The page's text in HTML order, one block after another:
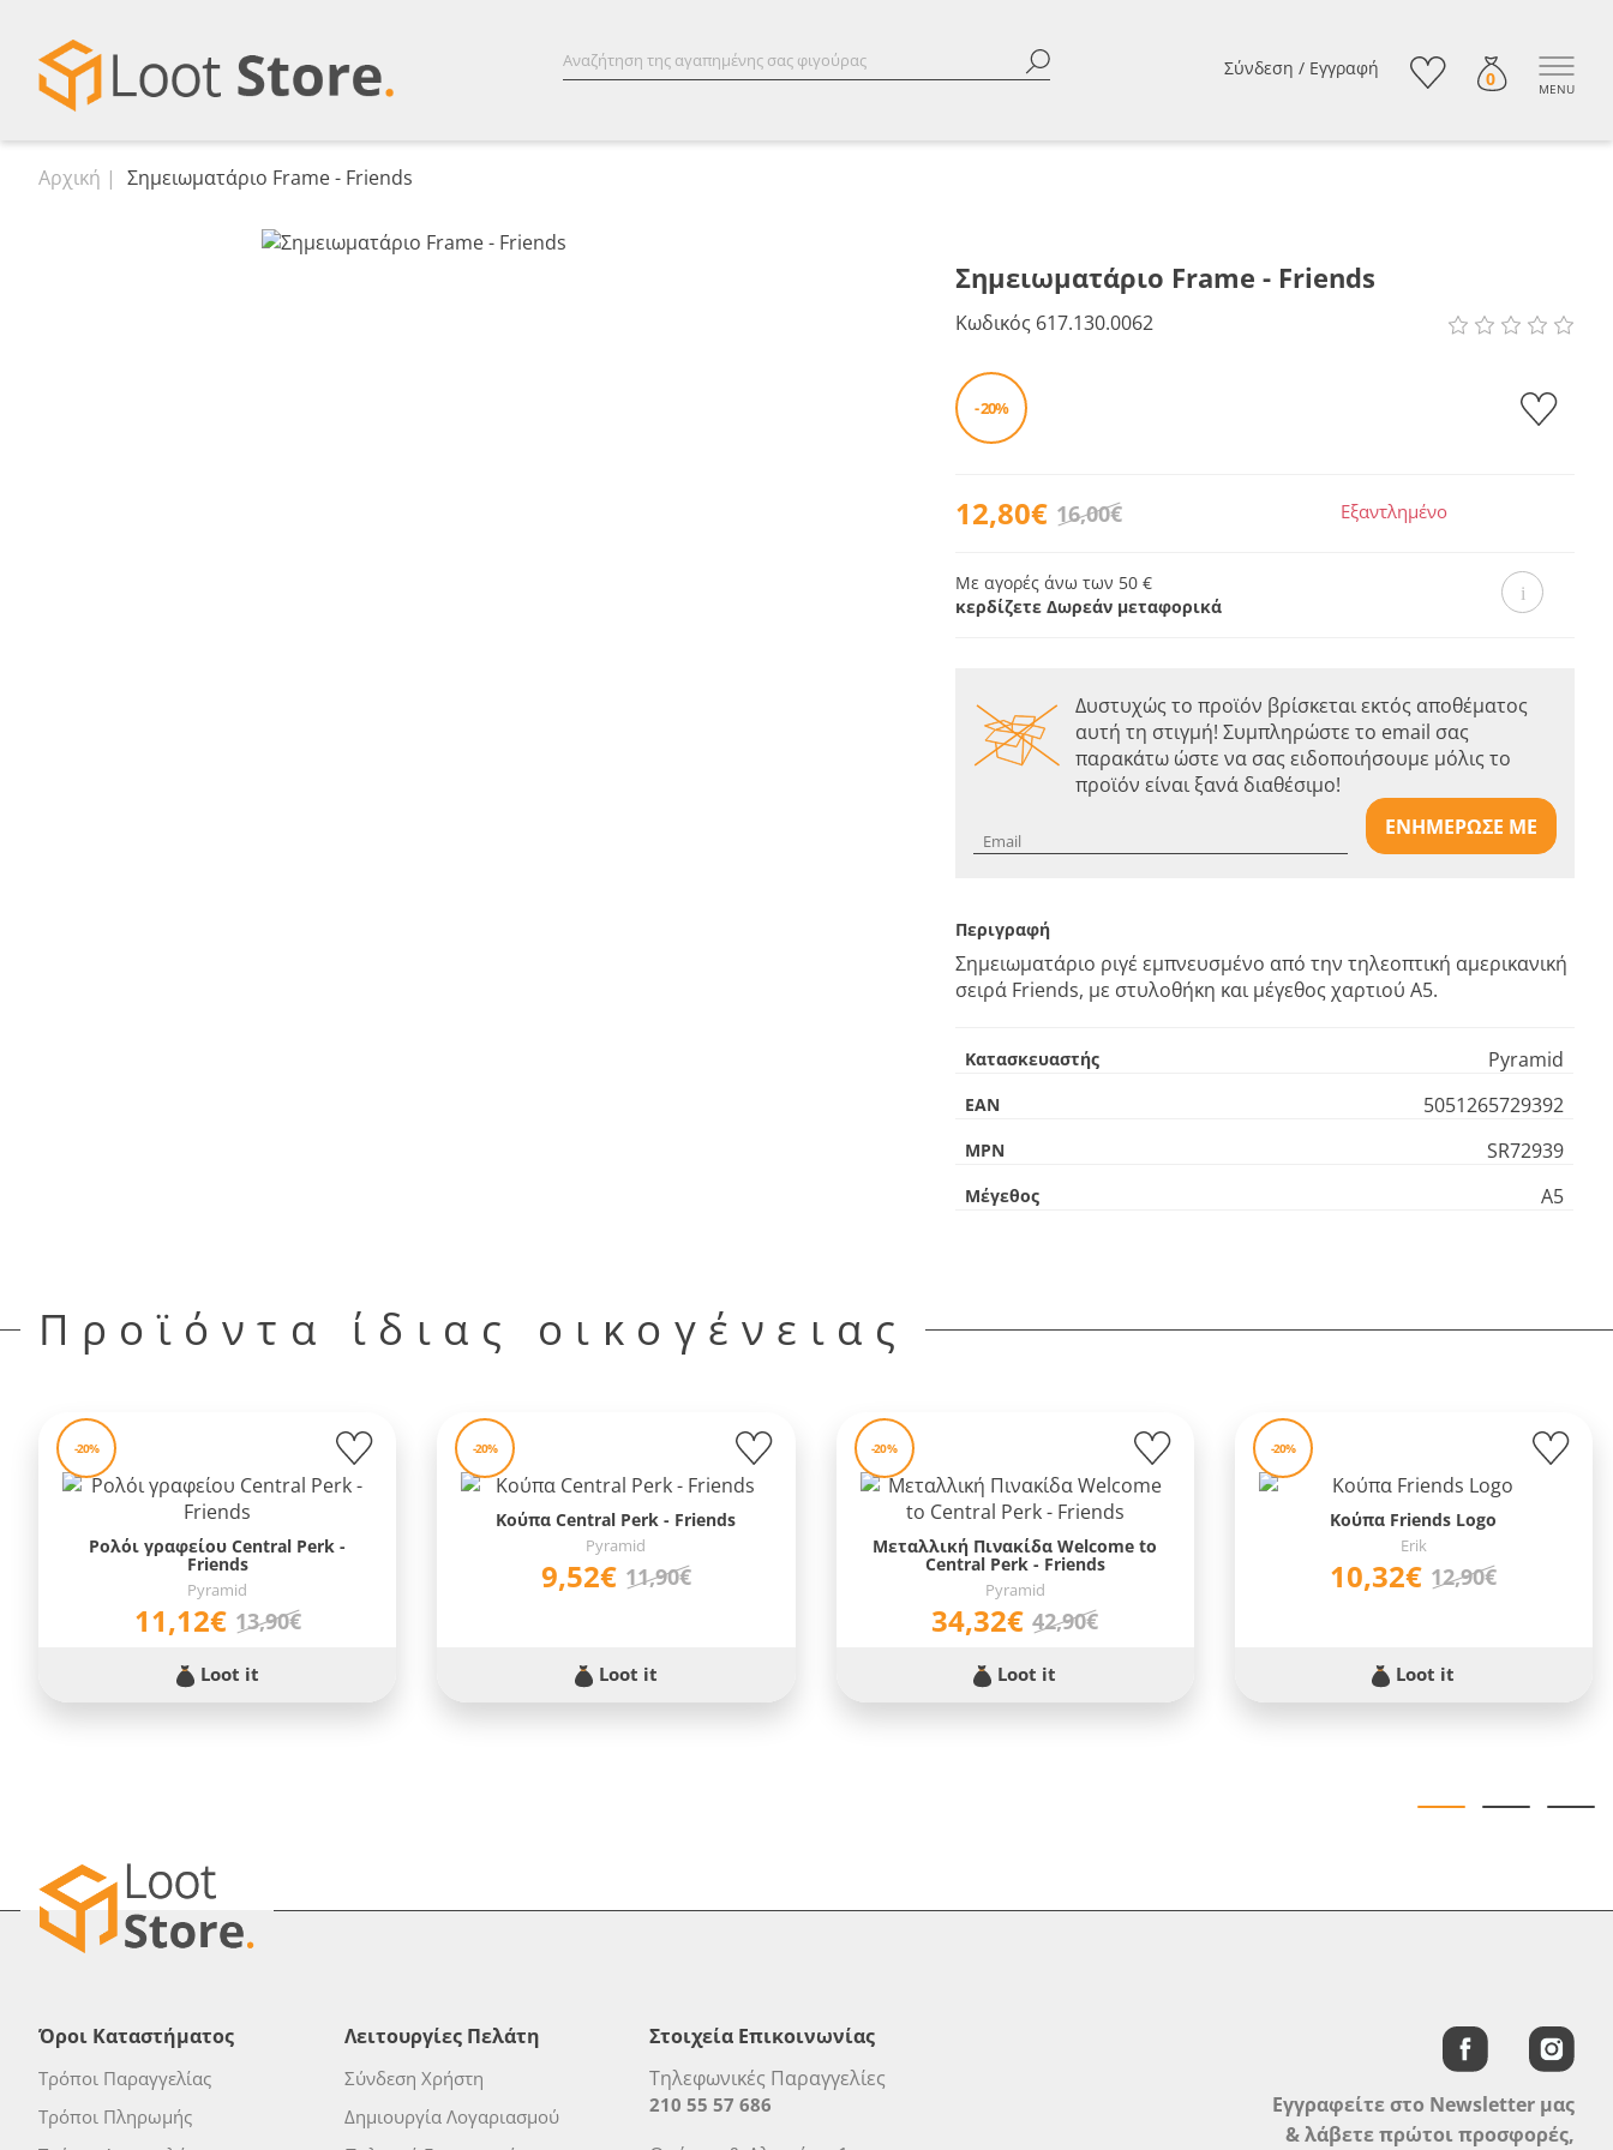
Σύνδεση / Εγγραφή 0 MENU
Αρχική Σημειωματάριο Frame - Friends
Σημειωματάριο Frame - Friends
Κωδικός 617.130.0062
- 20%
12,80€ 16,00€ Εξαντλημένο
Με αγορές άνω των 50 €
κερδίζετε Δωρεάν μεταφορικά
Δυστυχώς το προϊόν βρίσκεται εκτός αποθέματος
αυτή τη στιγμή! Συμπληρώστε το email σας
παρακάτω ώστε να σας ειδοποιήσουμε μόλις το
προϊόν είναι ξανά διαθέσιμο!
ΕΝΗΜΕΡΩΣΕ ΜΕ
Περιγραφή
Σημειωματάριο ριγέ εμπνευσμένο από την τηλεοπτική αμερικανική
σειρά Friends, με στυλοθήκη και μέγεθος χαρτιού Α5.
Κατασκευαστής Pyramid
EAN 5051265729392
MPN SR72939
Μέγεθος Α5
Προϊόντα ίδιας οικογένειας
-20%
Ρολόι γραφείου Central Perk -
Friends
Pyramid
11,12€ 13,90€
Loot it
-20%
Κούπα Central Perk - Friends
Pyramid
9,52€ 11,90€
Loot it
-20%
Μεταλλική Πινακίδα Welcome to
Central Perk - Friends
Pyramid
34,32€ 42,90€
Loot it
-20%
Κούπα Friends Logo
Erik
10,32€ 12,90€
Loot it
Όροι Καταστήματος
Τρόποι Παραγγελίας
Τρόποι Πληρωμής
Λειτουργίες Πελάτη
Σύνδεση Χρήστη
Δημιουργία Λογαριασμού
Στοιχεία Επικοινωνίας
Τηλεφωνικές Παραγγελίες
210 55 57 686
Εγγραφείτε στο Newsletter μας
& λάβετε πρώτοι προσφορές,